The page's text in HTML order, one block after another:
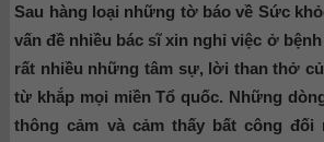
Sau hàng loại những tờ báo về Sức
vấn đề nhiều bác sĩ xin nghỉ việc ở
rất nhiều những tâm sự, lời than thở
từ khắp mọi miền Tổ quốc. Những
thông cảm và cảm thấy bất công